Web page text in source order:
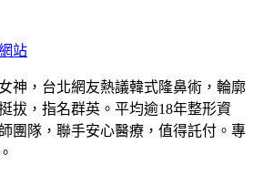
站
神，台北網友熱議韓式隆鼻術，輪廓
拔，指名群英。平均逾18年整形資
團隊，聯手安心醫療，值得託付。專